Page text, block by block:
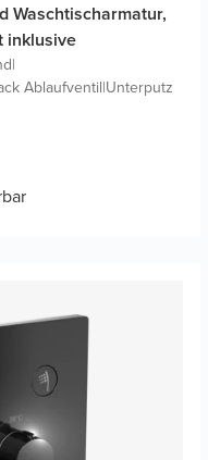
Waschtischarmatur,
inklusive
|
Ablaufventil|Unterputz